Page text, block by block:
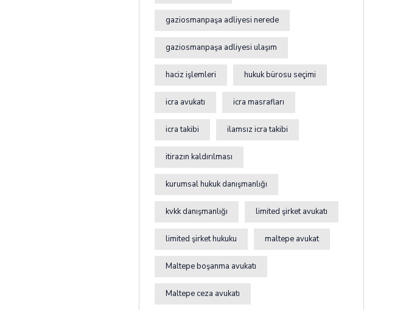
gaziosmanpaşa adliyesi nerede
gaziosmanpaşa adliyesi ulaşım
haciz işlemleri hukuk bürosu seçimi
icra avukatı icra masrafları
icra takibi ilamsız icra takibi
itirazın kaldırılması
kurumsal hukuk danışmanlığı
kvkk danışmanlığı limited şirket avukatı
limited şirket hukuku maltepe avukat
Maltepe boşanma avukatı
Maltepe ceza avukatı